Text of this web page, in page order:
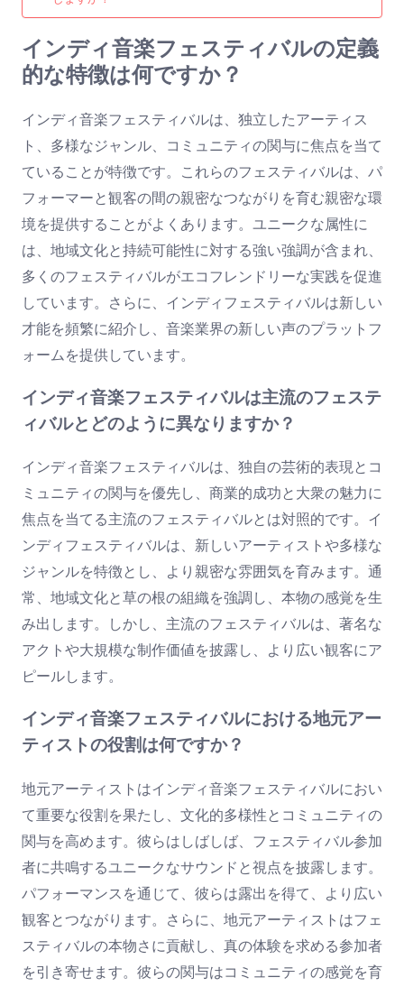
インディ音楽フェスティバルの定義
的な特徴は何ですか？
インディ音楽フェスティバルは、独立したアーティス
ト、多様なジャンル、コミュニティの関与に焦点を当て
ていることが特徴です。これらのフェスティバルは、パ
フォーマーと観客の間の親密なつながりを育む親密な環
境を提供することがよくあります。ユニークな属性に
は、地域文化と持続可能性に対する強い強調が含まれ、
多くのフェスティバルがエコフレンドリーな実践を促進
しています。さらに、インディフェスティバルは新しい
才能を頻繁に紹介し、音楽業界の新しい声のプラットフ
ォームを提供しています。
インディ音楽フェスティバルは主流のフェステ
ィバルとどのように異なりますか？
インディ音楽フェスティバルは、独自の芸術的表現とコ
ミュニティの関与を優先し、商業的成功と大衆の魅力に
焦点を当てる主流のフェスティバルとは対照的です。イ
ンディフェスティバルは、新しいアーティストや多様な
ジャンルを特徴とし、より親密な雰囲気を育みます。通
常、地域文化と草の根の組織を強調し、本物の感覚を生
み出します。しかし、主流のフェスティバルは、著名な
アクトや大規模な制作価値を披露し、より広い観客にア
ピールします。
インディ音楽フェスティバルにおける地元アー
ティストの役割は何ですか？
地元アーティストはインディ音楽フェスティバルにおい
て重要な役割を果たし、文化的多様性とコミュニティの
関与を高めます。彼らはしばしば、フェスティバル参加
者に共鳴するユニークなサウンドと視点を披露します。
パフォーマンスを通じて、彼らは露出を得て、より広い
観客とつながります。さらに、地元アーティストはフェ
スティバルの本物さに貢献し、真の体験を求める参加者
を引き寄せます。彼らの関与はコミュニティの感覚を育